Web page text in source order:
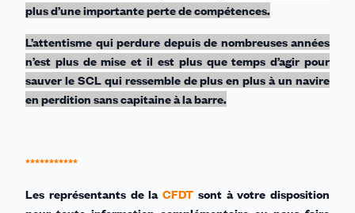
plus d’une importante perte de compétences.
L’attentisme qui perdure depuis de nombreuses années
n’est plus de mise et il est plus que temps d’agir pour
sauver le SCL qui ressemble de plus en plus à un navire
en perdition sans capitaine à la barre.
***********
Les représentants de la CFDT sont à votre disposition